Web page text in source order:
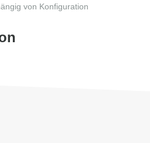
von Konfiguration